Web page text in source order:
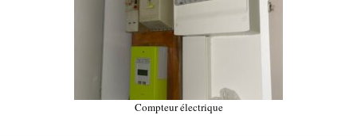
Compteur électrique